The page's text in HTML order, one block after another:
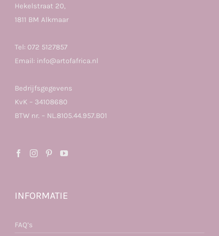
Hekelstraat 20,
1811 BM Alkmaar
Tel: 072 5127857
Email: info@artofafrica.nl
Bedrijfsgegevens
KvK – 34108680
BTW nr. – NL.8105.44.957.B01
INFORMATIE
FAQ’s